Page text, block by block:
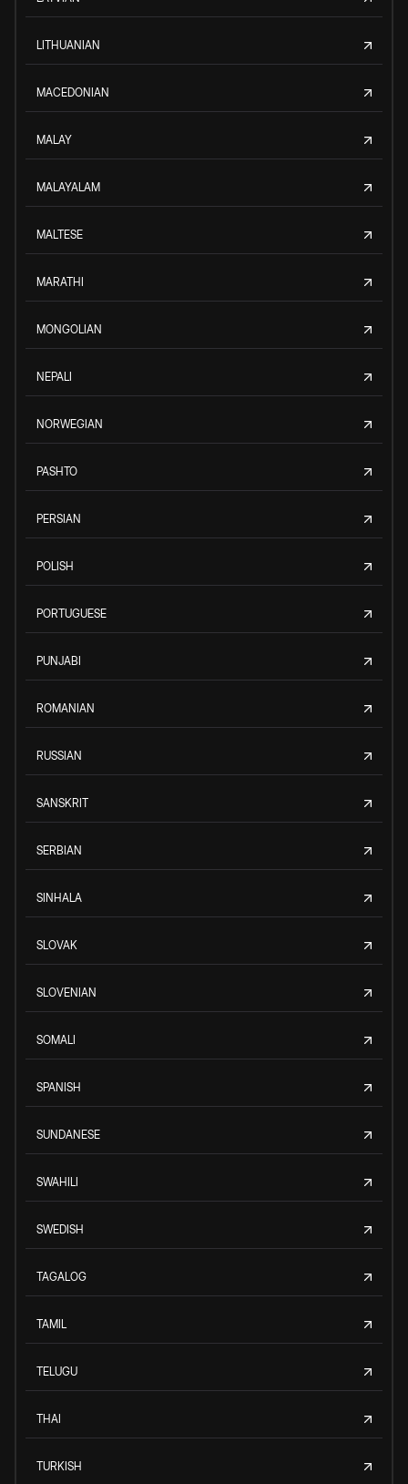
LITHUANIAN
MACEDONIAN
MALAY
MALAYALAM
MALTESE
MARATHI
MONGOLIAN
NEPALI
NORWEGIAN
PASHTO
PERSIAN
POLISH
PORTUGUESE
PUNJABI
ROMANIAN
RUSSIAN
SANSKRIT
SERBIAN
SINHALA
SLOVAK
SLOVENIAN
SOMALI
SPANISH
SUNDANESE
SWAHILI
SWEDISH
TAGALOG
TAMIL
TELUGU
THAI
TURKISH